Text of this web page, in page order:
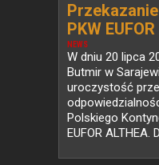
NEWS
PKW
W dniu 20 lipca
Butmir w
uroczystość
Polskiego
EUFOR